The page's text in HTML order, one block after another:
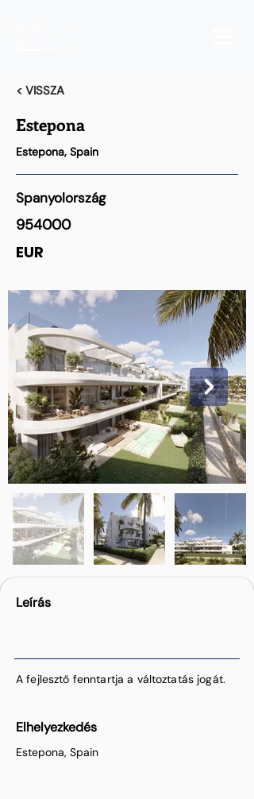
< VISSZA
Estepona
Estepona, Spain
Spanyolország
954000
EUR
Leírás
A fejlesztő fenntartja a változtatás jogát.
Elhelyezkedés
Estepona, Spain